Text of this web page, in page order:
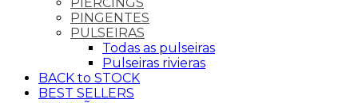
PINGENTES
PULSEIRAS
Todas as pulseiras
Pulseiras rivieras
BACK to STOCK
BEST SELLERS